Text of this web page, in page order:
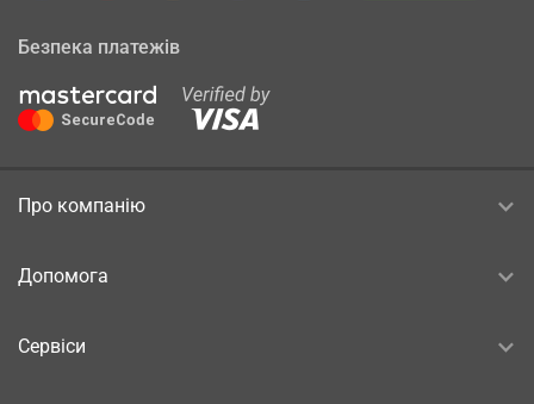
Безпека платежів
Про компанію
Допомога
Сервіси